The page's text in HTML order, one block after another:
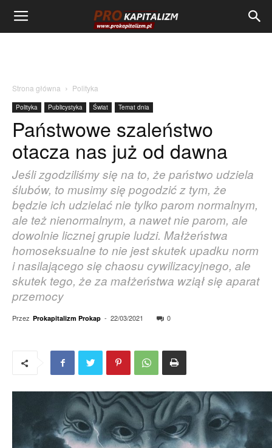
Strona główna Polityka
Polityka Publicystyka Świat Temat dnia
Państwowe szaleństwo
otacza nas już od dawna
Jeśli zgodziliśmy się na to, że państwo udziela
ślubów, to musimy się pogodzić z tym, że
będzie ich udzielać nie tylko parom normalnym,
ale też nienormalnym, a nawet nie parom, ale
dowolnie licznej grupie ludzi. Małżeństwa
homoseksualne to nie jest skutek upadku norm
i nasilającego się chaosu cywilizacyjnego, ale
skutek tego, że za małżeństwa wziął się aparat
przemocy
Przez Prokapitalizm Prokap - 22/03/2021 0